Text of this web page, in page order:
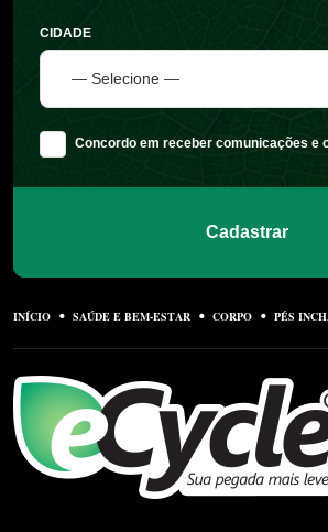
CIDADE
Concordo em receber comunicações e
Cadastrar
INÍCIO SAÚDE E BEM-ESTAR CORPO PÉS